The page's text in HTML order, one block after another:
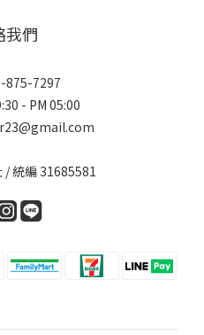
我們
875-7297
- PM 05:00
/ 統編 31685581